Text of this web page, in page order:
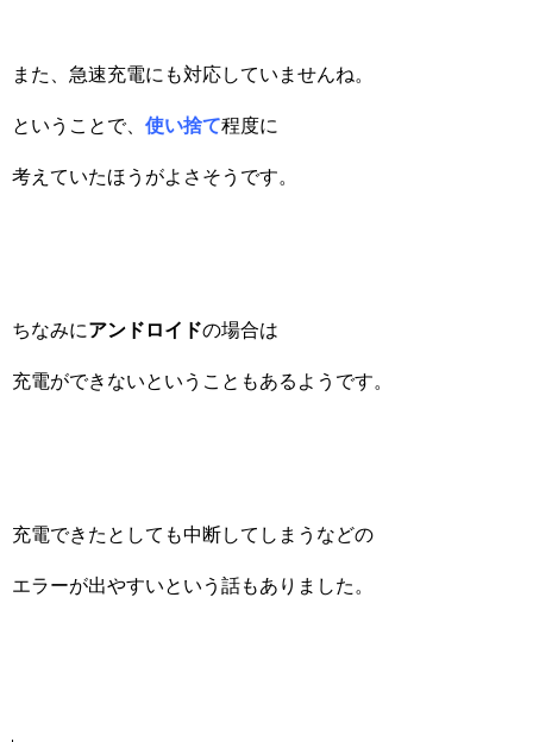
また、急速充電にも対応していませんね。
ということで、 使い捨て程度に
考えていたほうがよさそうです。
ちなみにアンドロイドの場合は
充電ができないということもあるようです。
充電できたとしても中断してしまうなどの
エラーが出やすいという話もありました。